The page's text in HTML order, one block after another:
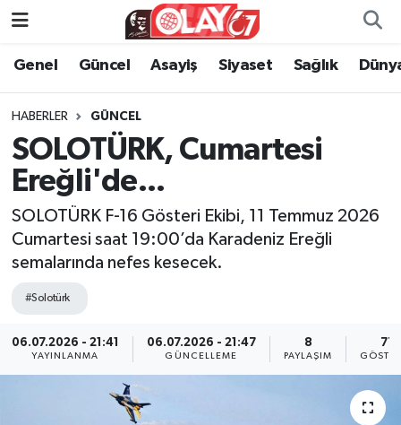
Genel Güncel Asayiş Siyaset Sağlık
HABERLER GÜNCEL
SOLOTÜRK, Cumartesi
Ereğli'de...
SOLOTÜRK F-16 Gösteri Ekibi, 11 Temmuz 2026
Cumartesi saat 19:00’da Karadeniz Ereğli
semalarında nefes kesecek.
#Solotürk
06.07.2026 - 21:41
YAYINLANMA
06.07.2026 - 21:47
GÜNCELLEME
8
PAYLAŞIM
77
KATEGORİSİZ
ANA SAYFA
Genel
Güncel
Siyaset
Sağlık
Kültür Sanat
Genel
Güncel
Asayiş
Siyaset
Dünya
Kültür Sanat
Zonguldak Nöbetçi Eczaneler
Zonguldak Hava Durumu
Zonguldak Namaz Vakitleri
Zonguldak Trafik Yoğunluk Haritası
Tüm Manşetler
Son Dakika Haberleri
Haber Arşivi